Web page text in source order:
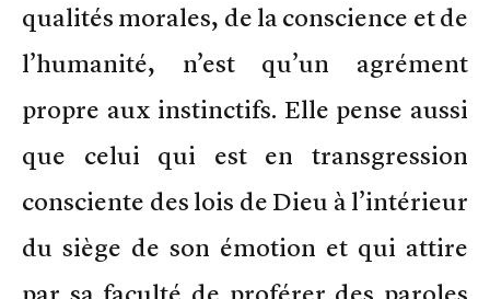
qualités morales, de la conscience et de
l’humanité, n’est qu’un agrément
propre aux instinctifs. Elle pense aussi
que celui qui est en transgression
consciente des lois de Dieu à l’intérieur
du siège de son émotion et qui attire